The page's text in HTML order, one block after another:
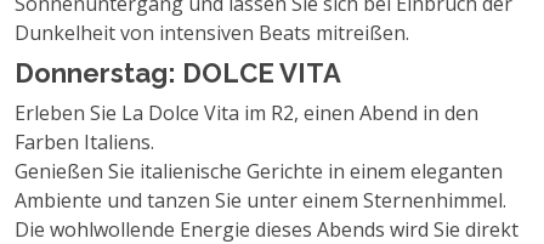
Dunkelheit von intensiven Beats mitreißen.
Donnerstag: DOLCE VITA
Erleben Sie La Dolce Vita im R2, einen Abend in den
Farben Italiens.
Genießen Sie italienische Gerichte in einem eleganten
Ambiente und tanzen Sie unter einem Sternenhimmel.
Die wohlwollende Energie dieses Abends wird Sie direkt